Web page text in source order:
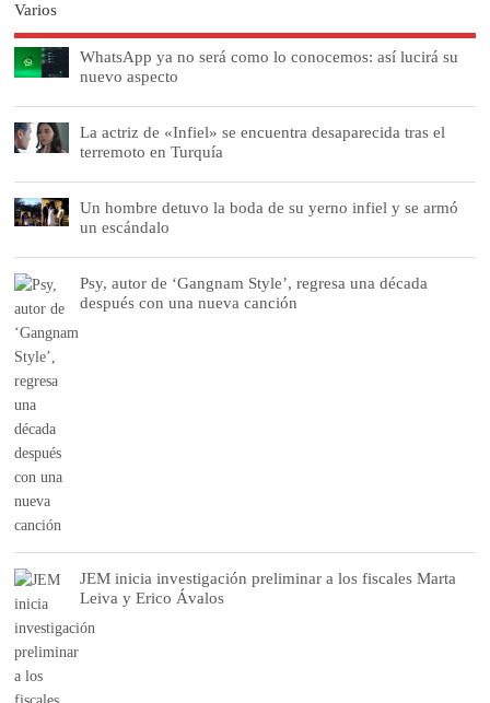
Varios
WhatsApp ya no será como lo conocemos: así lucirá su
nuevo aspecto
La actriz de «Infiel» se encuentra desaparecida tras el
terremoto en Turquía
Un hombre detuvo la boda de su yerno infiel y se armó
un escándalo
Psy, autor de ‘Gangnam Style’, regresa una década
después con una nueva canción
JEM inicia investigación preliminar a los fiscales Marta
Leiva y Erico Ávalos